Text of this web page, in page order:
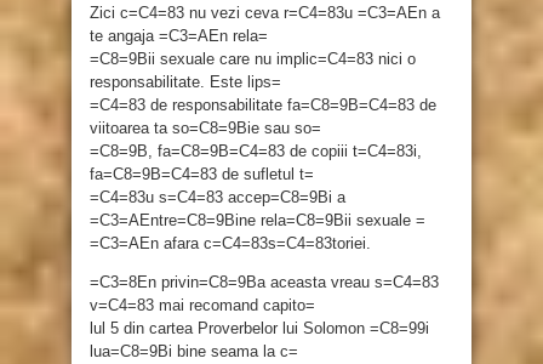
Zici c=C4=83 nu vezi ceva r=C4=83u =C3=AEn a
te angaja =C3=AEn rela=
=C8=9Bii sexuale care nu implic=C4=83 nici o
responsabilitate. Este lips=
=C4=83 de responsabilitate fa=C8=9B=C4=83 de
viitoarea ta so=C8=9Bie sau so=
=C8=9B, fa=C8=9B=C4=83 de copiii t=C4=83i,
fa=C8=9B=C4=83 de sufletul t=
=C4=83u s=C4=83 accep=C8=9Bi a
=C3=AEntre=C8=9Bine rela=C8=9Bii sexuale =
=C3=AEn afara c=C4=83s=C4=83toriei.
=C3=8En privin=C8=9Ba aceasta vreau s=C4=83
v=C4=83 mai recomand capito=
lul 5 din cartea Proverbelor lui Solomon =C8=99i
lua=C8=9Bi bine seama la c=